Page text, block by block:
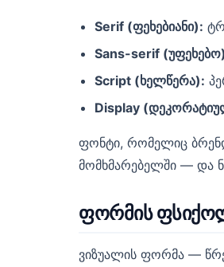
Serif (ფეხებიანი):
Sans-serif
Script (ხელწერა):
Display
ფონტი, რომელიც
მომხმარებელში — და
ფორმის
ვიზუალის ფორმა —